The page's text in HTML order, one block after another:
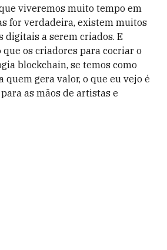
viveremos muito tempo em
for verdadeira, existem muitos
digitais a serem criados. E
os criadores para cocriar o
blockchain, se temos como
gera valor, o que eu vejo é
as mãos de artistas e